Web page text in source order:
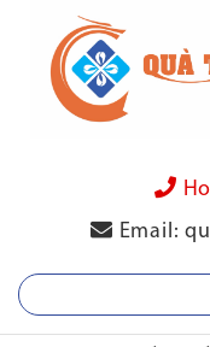
Email: